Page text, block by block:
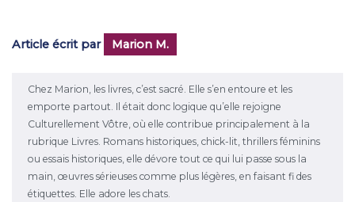
Article écrit par Marion M.
Chez Marion, les livres, c’est sacré. Elle s’en entoure et les
emporte partout. Il était donc logique qu’elle rejoigne
Culturellement Vôtre, où elle contribue principalement à la
rubrique Livres. Romans historiques, chick-lit, thrillers féminins
ou essais historiques, elle dévore tout ce qui lui passe sous la
main, œuvres sérieuses comme plus légères, en faisant fi des
étiquettes. Elle adore les chats.